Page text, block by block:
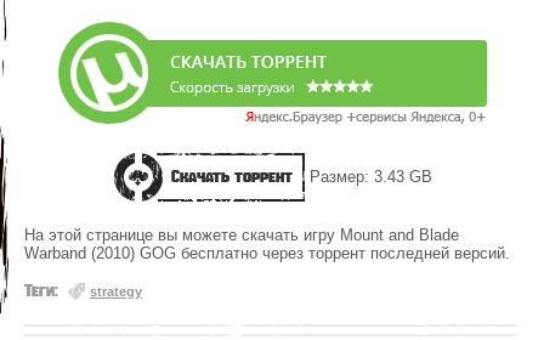
Скачать торрент Размер: 3.43 GB
На этой странице вы можете скачать игру Mount and Blade
Warband (2010) GOG бесплатно через торрент последней версий.
Теги: strategy